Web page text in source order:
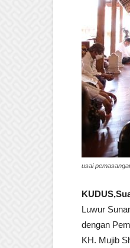
usai
Luwur
dengan
KH. Mujib